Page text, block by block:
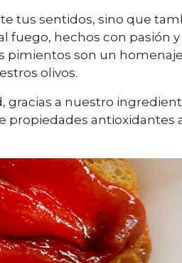
tus sentidos, sino que
fuego, hechos con pasión
pimientos son un
olivos.
gracias a nuestro
propiedades antioxidantes